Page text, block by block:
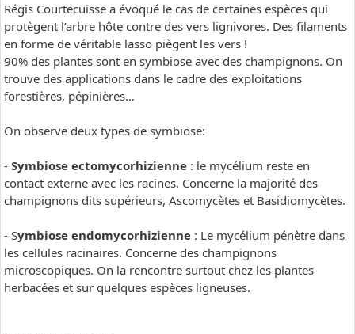
Régis Courtecuisse a évoqué le cas de certaines espèces qui
protègent l’arbre hôte contre des vers lignivores. Des filaments
en forme de véritable lasso piègent les vers !
90% des plantes sont en symbiose avec des champignons. On
trouve des applications dans le cadre des exploitations
forestières, pépinières…
On observe deux types de symbiose:
- Symbiose ectomycorhizienne : le mycélium reste en
contact externe avec les racines. Concerne la majorité des
champignons dits supérieurs, Ascomycètes et Basidiomycètes.
- Symbiose endomycorhizienne : Le mycélium pénètre dans
les cellules racinaires. Concerne des champignons
microscopiques. On la rencontre surtout chez les plantes
herbacées et sur quelques espèces ligneuses.